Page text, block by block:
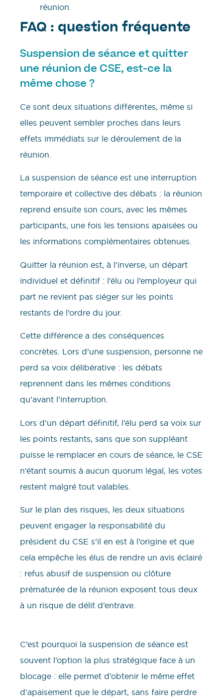
réunion.
FAQ : question fréquente
Suspension de séance et quitter
une réunion de CSE, est-ce la
même chose ?
Ce sont deux situations différentes, même si
elles peuvent sembler proches dans leurs
effets immédiats sur le déroulement de la
réunion.
La suspension de séance est une interruption
temporaire et collective des débats : la réunion
reprend ensuite son cours, avec les mêmes
participants, une fois les tensions apaisées ou
les informations complémentaires obtenues.
Quitter la réunion est, à l’inverse, un départ
individuel et définitif : l’élu ou l’employeur qui
part ne revient pas siéger sur les points
restants de l’ordre du jour.
Cette différence a des conséquences
concrètes. Lors d’une suspension, personne ne
perd sa voix délibérative : les débats
reprennent dans les mêmes conditions
qu’avant l’interruption.
Lors d’un départ définitif, l’élu perd sa voix sur
les points restants, sans que son suppléant
puisse le remplacer en cours de séance, le CSE
n’étant soumis à aucun quorum légal, les votes
restent malgré tout valables.
Sur le plan des risques, les deux situations
peuvent engager la responsabilité du
président du CSE s’il en est à l’origine et que
cela empêche les élus de rendre un avis éclairé
: refus abusif de suspension ou clôture
prématurée de la réunion exposent tous deux
à un risque de délit d’entrave.
C’est pourquoi la suspension de séance est
souvent l’option la plus stratégique face à un
blocage : elle permet d’obtenir le même effet
d’apaisement que le départ, sans faire perdre